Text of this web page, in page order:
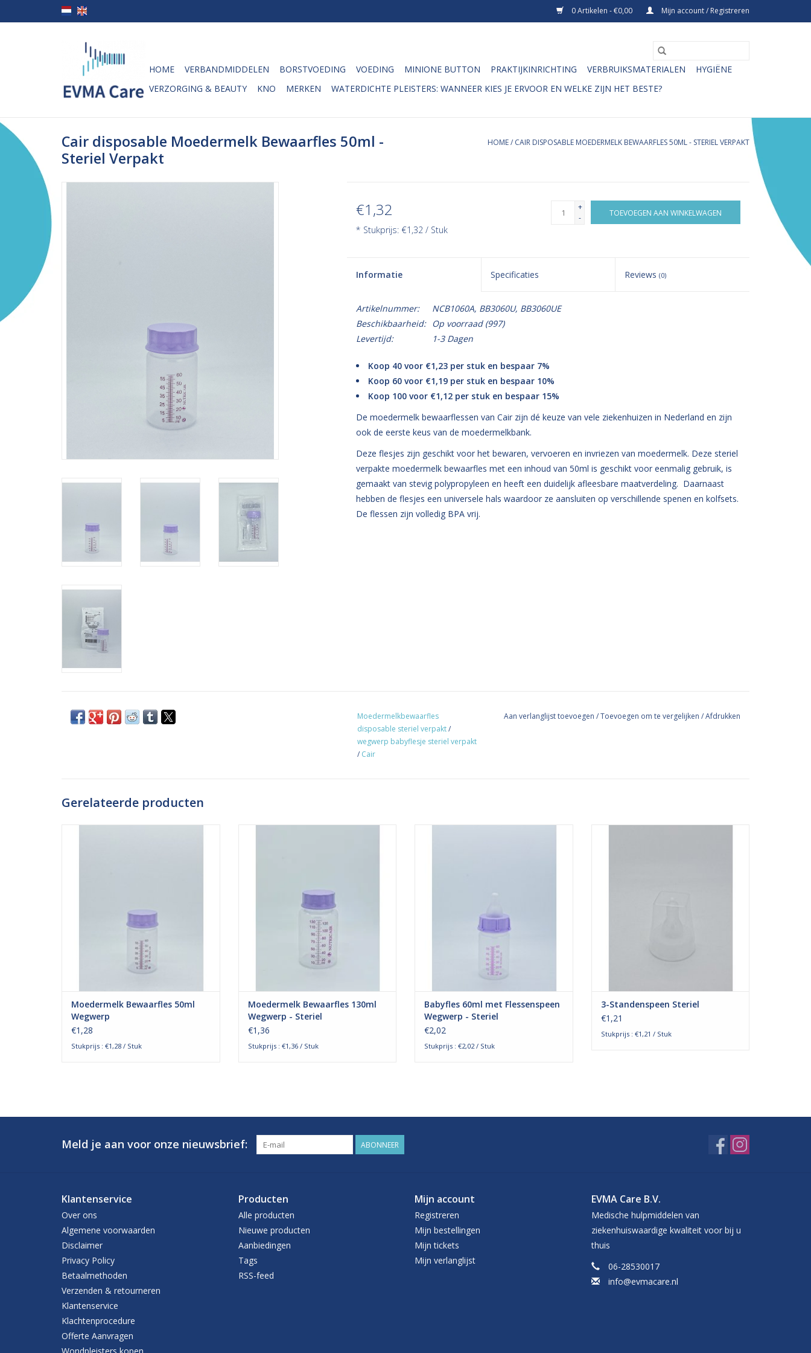
0 Artikelen - €0,00 Mijn account / Registreren
HOME VERBANDMIDDELEN BORSTVOEDING VOEDING MINIONE BUTTON PRAKTIJKINRICHTING VERBRUIKSMATERIALEN
HYGIËNE
VERZORGING & BEAUTY
KNO MERKEN WATERDICHTE PLEISTERS: WANNEER KIES JE ERVOOR EN WELKE ZIJN HET BESTE?
Cair disposable Moedermelk Bewaarfles 50ml -
Steriel Verpakt
HOME/ CAIR DISPOSABLE MOEDERMELK BEWAARFLES 50ML - STERIEL VERPAKT
€1,32
* Stukprijs: €1,32 / Stuk
+
-
TOEVOEGEN AAN WINKELWAGEN
Informatie Specificaties Reviews(0)
Artikelnummer:
NCB1060A, BB3060U, BB3060UE
Beschikbaarheid:
Op voorraad(997)
Levertijd:
1-3 Dagen
Koop 40 voor €1,23 per stuk en bespaar 7%
Koop 60 voor €1,19 per stuk en bespaar 10%
Koop 100 voor €1,12 per stuk en bespaar 15%
De moedermelk bewaarflessen van Cair zijn dé keuze van vele ziekenhuizen in Nederland en zijn
ook de eerste keus van de moedermelkbank.
Deze flesjes zijn geschikt voor het bewaren, vervoeren en invriezen van moedermelk. Deze steriel
verpakte moedermelk bewaarfles met een inhoud van 50ml is geschikt voor eenmalig gebruik, is
gemaakt van stevig polypropyleen en heeft een duidelijk afleesbare maatverdeling. Daarnaast
hebben de flesjes een universele hals waardoor ze aansluiten op verschillende spenen en kolfsets.
De flessen zijn volledig BPA vrij.
Moedermelkbewaarfles
disposable steriel verpakt/
wegwerp babyflesje steriel verpakt
/ Cair
Aan verlanglijst toevoegen /Toevoegen om te vergelijken /Afdrukken
Gerelateerde producten
bewaarfles met ee
Moedermelk Bewaarfles 50ml
Wegwerp
€1,28
Stukprijs : €1,28 / Stuk
bewaren, vervoeren en invriezen van
moedermelk. Deze steriel verpakte
moedermelk
TOEVOEGEN AAN WINKELWAGEN
Moedermelk Bewaarfles 130ml
Wegwerp - Steriel
€1,36
Stukprijs : €1,36 / Stuk
Het fl
TOEVOEGEN AAN WINKELWAGEN
Babyfles 60ml met Flessenspeen
Wegwerp - Steriel
€2,02
Stukprijs : €2,02 / Stuk
3-Standenspeen Steriel
€1,21
Stukprijs : €1,21 / Stuk
Meld je aan voor onze nieuwsbrief: ABONNEER
Klantenservice
Over ons
Algemene voorwaarden
Disclaimer
Privacy Policy
Betaalmethoden
Verzenden & retourneren
Klantenservice
Klachtenprocedure
Offerte Aanvragen
Wondpleisters kopen
Producten
Alle producten
Nieuwe producten
Aanbiedingen
Tags
RSS-feed
Mijn account
Registreren
Mijn bestellingen
Mijn tickets
Mijn verlanglijst
EVMA Care B.V.
Medische hulpmiddelen van
ziekenhuiswaardige kwaliteit voor bij u
thuis
06-28530017
info@evmacare.nl